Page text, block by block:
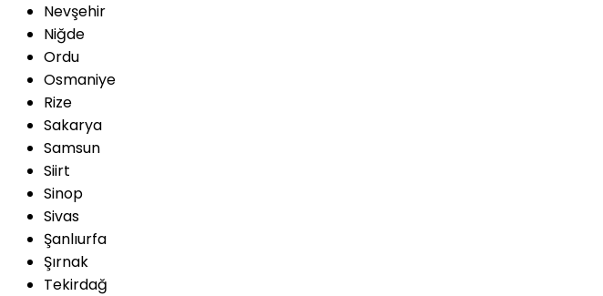
Nevşehir
Niğde
Ordu
Osmaniye
Rize
Sakarya
Samsun
Siirt
Sinop
Sivas
Şanlıurfa
Şırnak
Tekirdağ